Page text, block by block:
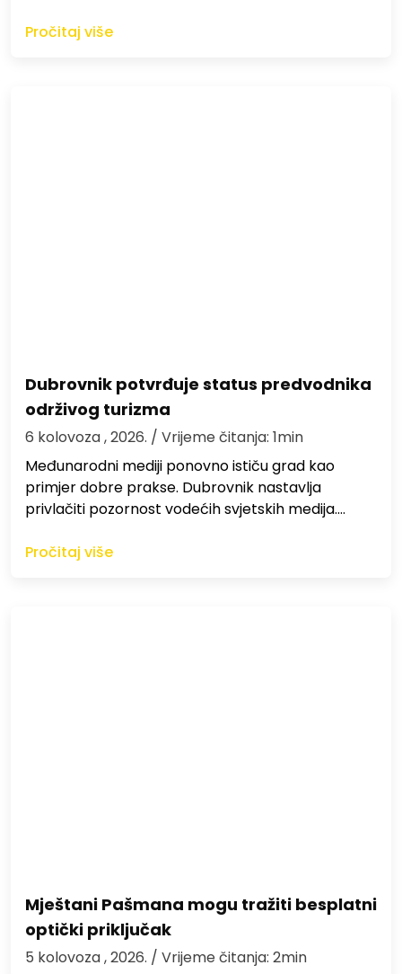
Pročitaj više
Dubrovnik potvrđuje status predvodnika
održivog turizma
6 kolovoza , 2026. / Vrijeme čitanja: 1min
Međunarodni mediji ponovno ističu grad kao
primjer dobre prakse. Dubrovnik nastavlja
privlačiti pozornost vodećih svjetskih medija.…
Pročitaj više
Mještani Pašmana mogu tražiti besplatni
optički priključak
5 kolovoza , 2026. / Vrijeme čitanja: 2min